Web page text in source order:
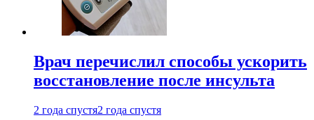
Врач перечислил способы ускорить
восстановление после инсульта
2 года спустя2 года спустя